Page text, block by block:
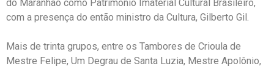
do Maranhão como Patrimônio Imaterial Cultural Brasileiro,
com a presença do então ministro da Cultura, Gilberto Gil.
Mais de trinta grupos, entre os Tambores de Crioula de
Mestre Felipe, Um Degrau de Santa Luzia, Mestre Apolônio,